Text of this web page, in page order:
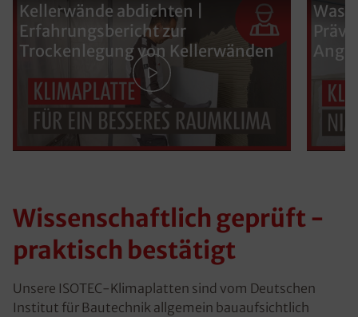
Kellerwände abdichten |
Erfahrungsbericht zur
Trockenlegung von Kellerwänden
Was
Wissenschaftlich geprüft -
praktisch bestätigt
Unsere ISOTEC-Klimaplatten sind vom Deutschen
Institut für Bautechnik allgemein bauaufsichtlich